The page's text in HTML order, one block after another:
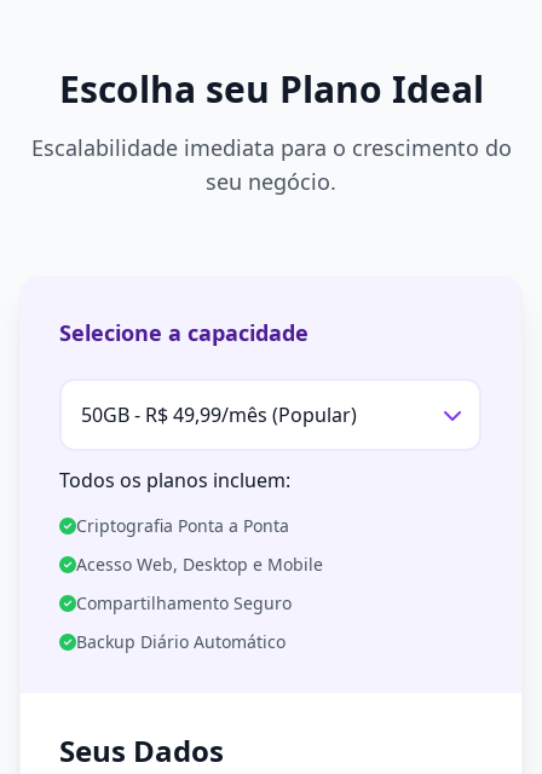
Escolha seu Plano Ideal
Escalabilidade imediata para o crescimento do
seu negócio.
Selecione a capacidade
Todos os planos incluem:
Criptografia Ponta a Ponta
Acesso Web, Desktop e Mobile
Compartilhamento Seguro
Backup Diário Automático
Seus Dados